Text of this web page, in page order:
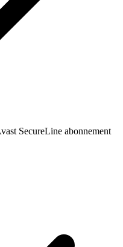
SecureLine abonnement